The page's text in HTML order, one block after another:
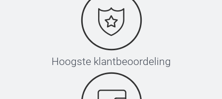
Hoogste klantbeoordeling